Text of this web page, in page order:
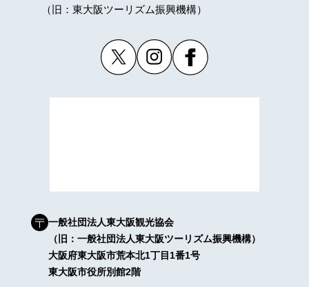
（旧：東大阪ツーリズム振興機構）
一般社団法人東大阪観光協会
（旧：一般社団法人東大阪ツーリズム振興機構）
大阪府東大阪市荒本北1丁目1番1号
東大阪市役所別館2階